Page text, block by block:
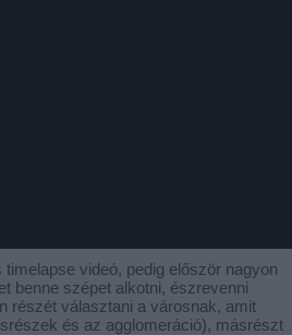
videó, pedig először nagyon
benne szépet alkotni, észrevenni
részét választani a városnak, amit
és az agglomeráció), másrészt